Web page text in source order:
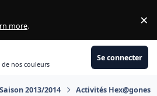
more. ×
nos couleurs
Se connecter
Saison 2013/2014 Activités Hex@gones